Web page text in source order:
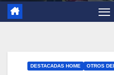
DESTACADAS HOME OTROS